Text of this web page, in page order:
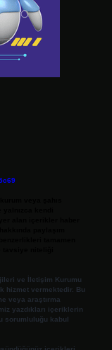
ve İletişim Kurumu
hizmet vermektedir. Bu
veya araştırma
yazdıkları içeriklerin
sorumluluğu kabul